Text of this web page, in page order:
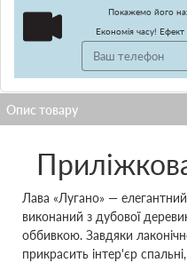
Покажемо його
Економія часу!
Лава «Лугано» —
виконаний з дубової
оббивкою. Завдяки
прикрасить інтер'єр